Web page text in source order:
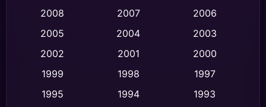
Crime อาชญากรรม (532)
Cult Film
Dance เต้น (10)
2008
2007
2006
2005
2004
2003
2002
2001
2000
1999
1998
1997
1995
1994
1993